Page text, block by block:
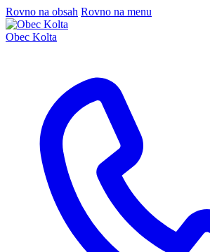
Rovno na obsah Rovno na menu
Obec Kolta